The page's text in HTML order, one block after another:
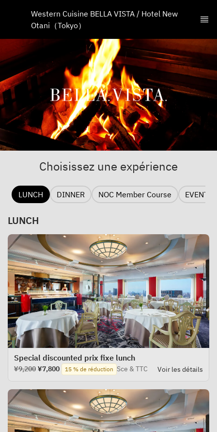
Western Cuisine BELLA VISTA / Hotel New
Otani（Tokyo）
Choisissez une expérience
LUNCH DINNER NOC Member Course EVENT
LUNCH
Special discounted prix fixe lunch
¥9,200 ¥7,800 15 % de réduction Sce & TTC Voir les détails